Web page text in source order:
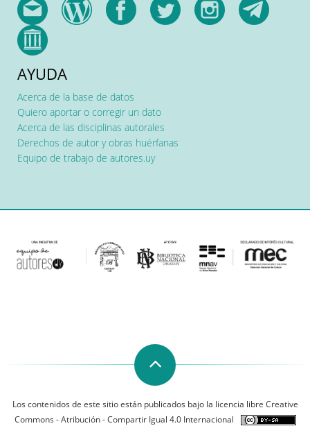
AYUDA
Acerca de la base de datos
Quiero aportar o corregir un dato
Acerca de las disciplinas autorales
Derechos de autor y obras huérfanas
Equipo de trabajo de autores.uy
Los contenidos de este sitio están publicados bajo la licencia libre Creative
Commons - Atribución - Compartir Igual 4.0 Internacional